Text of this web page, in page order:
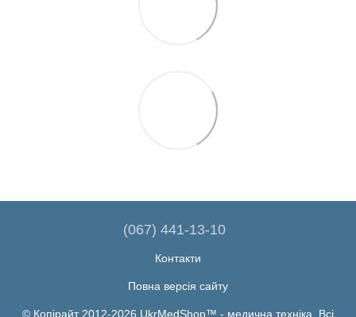
(067) 441-13-10
Контакти
Повна версія сайту
© Копірайт 2012-2026 UkrMedShop™ - медична техніка. Всі